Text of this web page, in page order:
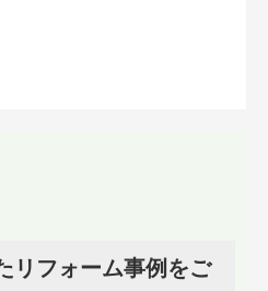
リフォーム事例をご